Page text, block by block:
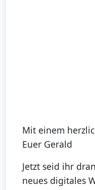
Mit einem
Euer Gerald
Jetzt seid ihr
neues digitales